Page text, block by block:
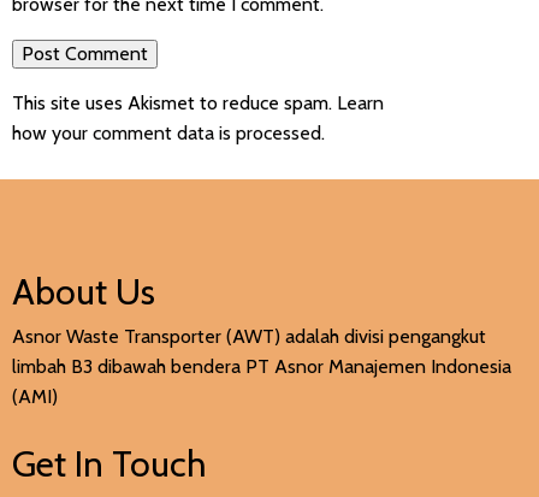
This site uses Akismet to reduce spam. Learn
how your comment data is processed.
About Us
Asnor Waste Transporter (AWT) adalah divisi pengangkut
limbah B3 dibawah bendera PT Asnor Manajemen Indonesia
(AMI)
Get In Touch